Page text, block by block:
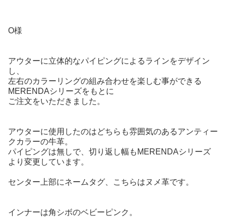
O様
アウターに立体的なパイピングによるラインをデザイン
し、
左右のカラーリングの組み合わせを楽しむ事ができる
MERENDAシリーズをもとに
ご注文をいただきました。
アウターに使用したのはどちらも雰囲気のあるアンティー
クカラーの牛革。
パイピングは無しで、切り返し幅もMERENDAシリーズ
より変更しています。
センター上部にネームタグ、こちらはヌメ革です。
インナーは角シボのベビーピンク。